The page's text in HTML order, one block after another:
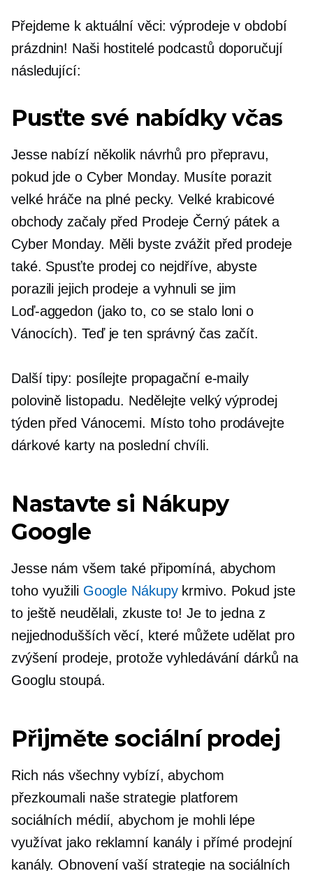
Přejdeme k aktuální věci: výprodeje v období
prázdnin! Naši hostitelé podcastů doporučují
následující:
Pusťte své nabídky včas
Jesse nabízí několik návrhů pro přepravu,
pokud jde o Cyber ​​Monday. Musíte porazit
velké hráče na plné pecky. Velké krabicové
obchody začaly před Prodeje Černý pátek a
Cyber ​​Monday. Měli byste zvážit před prodeje
také. Spusťte prodej co nejdříve, abyste
porazili jejich prodeje a vyhnuli se jim
Loď-aggedon (jako to, co se stalo loni o
Vánocích). Teď je ten správný čas začít.
Další tipy: posílejte propagační e-maily
polovině listopadu. Nedělejte velký výprodej
týden před Vánocemi. Místo toho prodávejte
dárkové karty na poslední chvíli.
Nastavte si Nákupy
Google
Jesse nám všem také připomíná, abychom
toho využili Google Nákupykrmivo. Pokud jste
to ještě neudělali, zkuste to! Je to jedna z
nejjednodušších věcí, které můžete udělat pro
zvýšení prodeje, protože vyhledávání dárků na
Googlu stoupá.
Přijměte sociální prodej
Rich nás všechny vybízí, abychom
přezkoumali naše strategie platforem
sociálních médií, abychom je mohli lépe
využívat jako reklamní kanály i přímé prodejní
kanály. Obnovení vaší strategie na sociálních